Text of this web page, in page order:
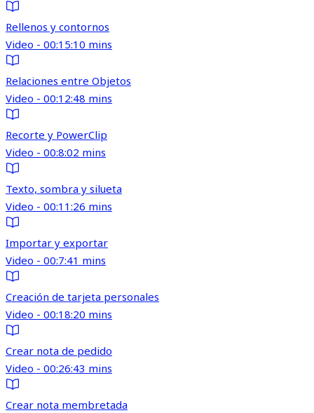
Rellenos y contornos
Video - 00:15:10 mins
Relaciones entre Objetos
Video - 00:12:48 mins
Recorte y PowerClip
Video - 00:8:02 mins
Texto, sombra y silueta
Video - 00:11:26 mins
Importar y exportar
Video - 00:7:41 mins
Creación de tarjeta personales
Video - 00:18:20 mins
Crear nota de pedido
Video - 00:26:43 mins
Crear nota membretada